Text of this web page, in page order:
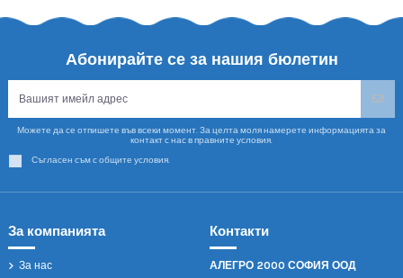
Абонирайте се за нашия бюлетин
Можете да се отпишете във всеки момент. За целта моля намерете информацията за
контакт с нас в правните условия.
Съгласен съм с общите условия.
За компанията
За нас
Контакти
АЛЕГРО 2000 СОФИЯ ООД